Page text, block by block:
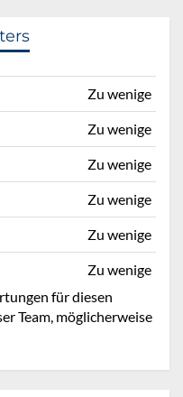
Zu wenige
Zu wenige
Zu wenige
Zu wenige
Zu wenige
Zu wenige
für diesen
Team, möglicherweise